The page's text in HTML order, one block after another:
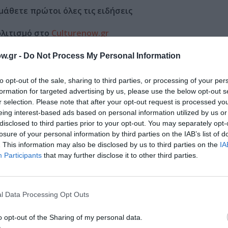
- Do Not Process My Personal Information
opt-out of the sale, sharing to third parties, or processing of your
for targeted advertising by us, please use the below opt-out
selection. Please note that after your opt-out request is processed
interest-based ads based on personal information utilized by us
to third parties prior to your opt-out. You may separately
of your personal information by third parties on the IAB’s list of
This information may also be disclosed by us to third parties on the
Participants that may further disclose it to other third parties.
Data Processing Opt Outs
opt-out of the Sharing of my personal data.
πρώτοι όλες τις ειδήσεις
στο Culturenow.gr
και τον Πολιτισμό!
το Culturenow.gr